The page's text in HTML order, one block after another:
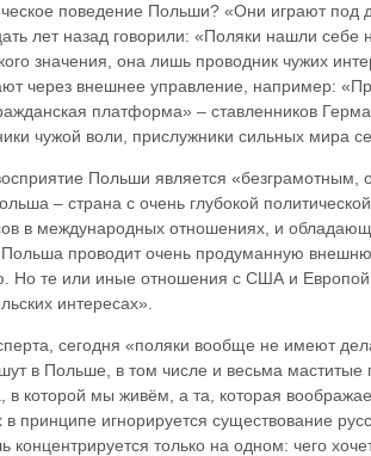
поведение Польши? «Они играют под
лет назад говорили: «Поляки нашли себе
значения, она лишь проводник чужих
через внешнее управление, например:
платформа» – ставленников
чужой воли, прислужники сильных мира
Польши является
– страна с очень глубокой
в международных отношениях, и
проводит очень продуманную
Но те или иные отношения с США и Европой
интересах».
сегодня «поляки вообще не имеют
в Польше, в том числе и весьма маститые
которой мы живём, а та, которая
принципе игнорируется существование
концентрируется только на одном: чего